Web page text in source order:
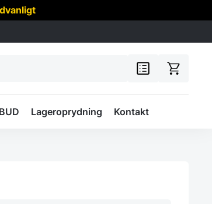
Lageroprydning Kontakt